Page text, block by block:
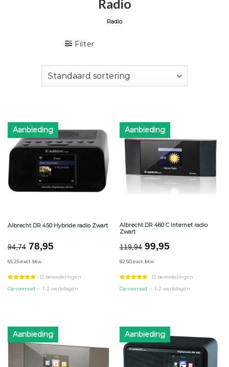
Radio
Radio
Filter
Aanbieding
Albrecht DR 450 Hybride radio Zwart
94,74 Oorspronkelijke
was:
€94,74.
78,95Huidige
€78,95.
65.25 excl. btw
12 beoordelingen
Op voorraad — 1-2 werkdagen
Aanbieding
Albrecht DR 460 C Internet radio
Zwart
119,94 Oorspronkelijke
was:
€119,94.
99,95Huidige
€99,95.
82.60 excl. btw
12 beoordelingen
Op voorraad — 1-2 werkdagen
Aanbieding Aanbieding